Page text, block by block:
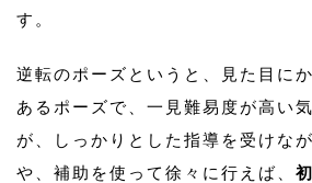
す。
逆転のポーズというと、見た目に
あるポーズで、一見難易度が高い
が、しっかりとした指導を受けな
や、補助を使って徐々に行えば、